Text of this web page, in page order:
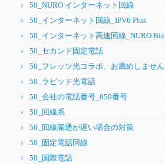
50_NURO インターネット回線
50_インターネット回線_IPV6 Plus
50_インターネット高速回線_NURO Biz
50_セカンド固定電話
50_フレッツ光コラボ、お薦めしません
50_ラピッド光電話
50_会社の電話番号_050番号
50_回線系
50_回線開通が遅い場合の対策
50_固定電話回線
50_国際電話